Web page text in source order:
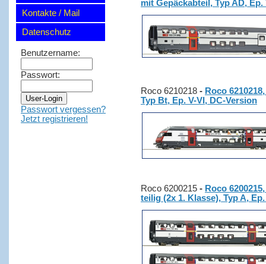
Kontakte / Mail
Datenschutz
Benutzername:
Passwort:
Passwort vergessen?
Jetzt registrieren!
mit Gepäckabteil, Typ AD, Ep.
Roco 6210218 - Roco
Typ Bt, Ep. V-VI, DC-Version
Roco 6200215 - Roco
teilig (2x 1. Klasse), Typ A, Ep.